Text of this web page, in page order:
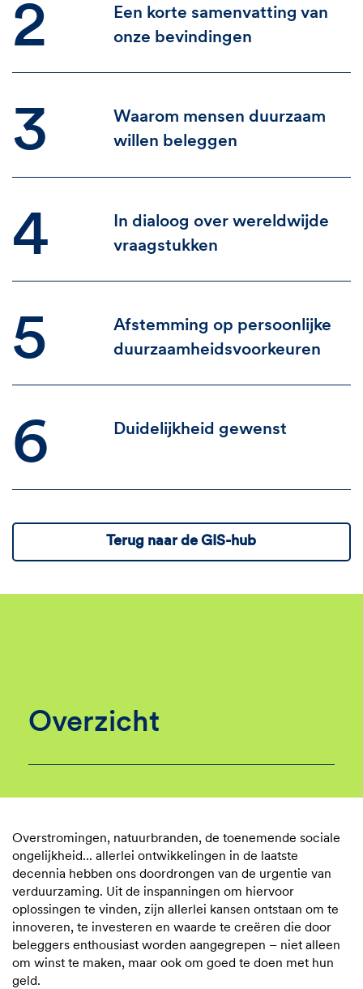
2
Een korte samenvatting van
onze bevindingen
3
Waarom mensen duurzaam
willen beleggen
4
In dialoog over wereldwijde
vraagstukken
5
Afstemming op persoonlijke
duurzaamheidsvoorkeuren
6 Duidelijkheid gewenst
Terug naar de GIS-hub
Overzicht
Overstromingen, natuurbranden, de toenemende sociale
ongelijkheid... allerlei ontwikkelingen in de laatste
decennia hebben ons doordrongen van de urgentie van
verduurzaming. Uit de inspanningen om hiervoor
oplossingen te vinden, zijn allerlei kansen ontstaan om te
innoveren, te investeren en waarde te creëren die door
beleggers enthousiast worden aangegrepen – niet alleen
om winst te maken, maar ook om goed te doen met hun
geld.